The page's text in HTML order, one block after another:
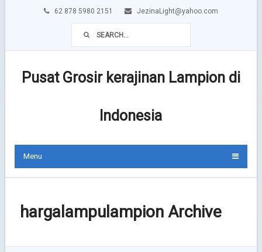
62 878 5980 2151 JezinaLight@yahoo.com
Pusat Grosir kerajinan Lampion di
Indonesia
Menu
hargalampulampion Archive